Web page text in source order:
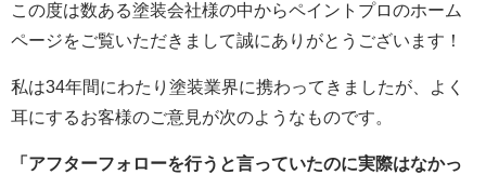
この度は数ある塗装会社様の中からペイントプロのホーム
ページをご覧いただきまして誠にありがとうございます！
私は34年間にわたり塗装業界に携わってきましたが、よく
耳にするお客様のご意見が次のようなものです。
「アフターフォローを行うと言っていたのに実際はなかっ